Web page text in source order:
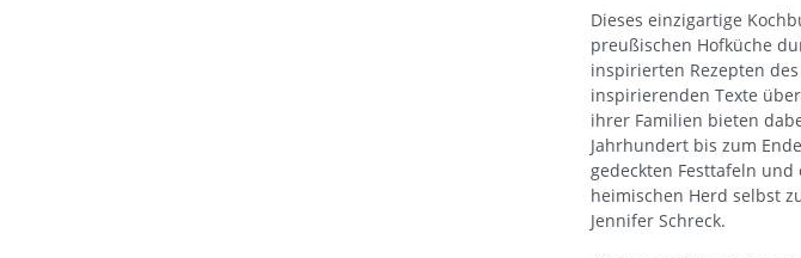
Dieses einzigartige
preußischen Hofküche
inspirierten Rezepten
inspirierenden Texte
ihrer Familien bieten
Jahrhundert bis zum
gedeckten Festtafeln
heimischen Herd selbst
Jennifer Schreck.